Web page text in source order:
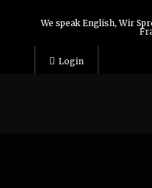
We speak English, Wir
Login